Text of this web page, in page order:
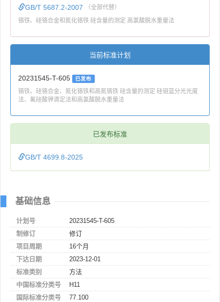
GB/T 5687.2-2007 （全部代替）
铬铁、硅铬合金和氮化铬铁 硅含量的测定 高氯酸脱水重量法
当前标准计划
20231545-T-605 已发布
铬铁、硅铬合金、氮化铬铁和高氮铬铁 硅含量的测定 硅钼蓝分光光度
法、氟硅酸钾滴定法和高氯酸脱水重量法
已发布标准
GB/T 4699.8-2025
基础信息
计划号
20231545-T-605
制修订
修订
项目周期
16个月
下达日期
2023-12-01
标准类别
方法
中国标准分类号
H11
国际标准分类号
77.100